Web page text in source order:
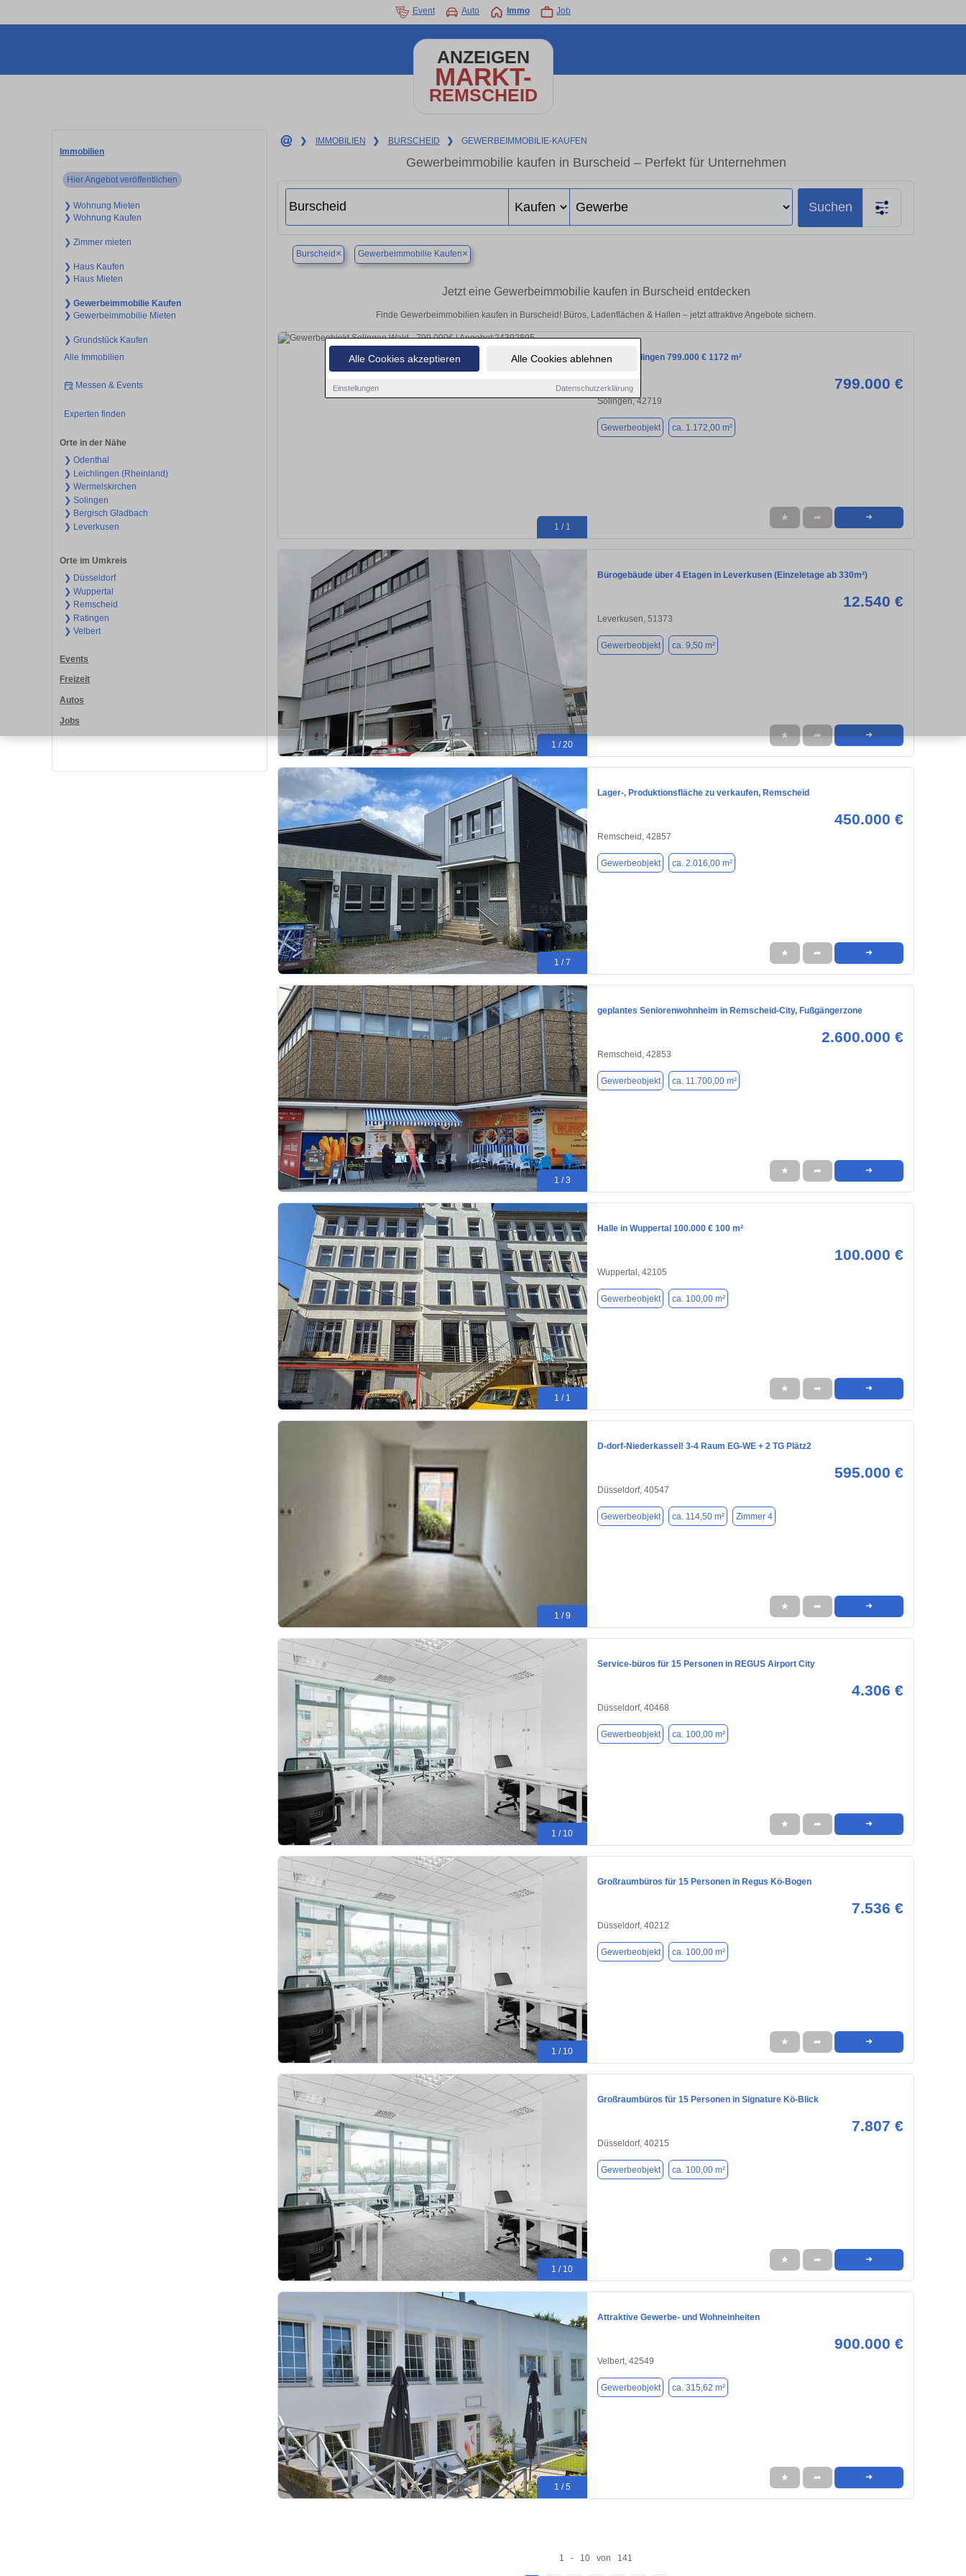
Alle Cookies akzeptieren Alle Cookies ablehnen
Einstellungen Datenschutzerklärung
Event Auto Immo Job
ANZEIGEN
MARKT-
REMSCHEID
Immobilien
Hier Angebot veröffentlichen
❯ Wohnung Mieten
❯ Wohnung Kaufen
❯ Zimmer mieten
❯ Haus Kaufen
❯ Haus Mieten
❯ Gewerbeimmobilie Kaufen
❯ Gewerbeimmobilie Mieten
❯ Grundstück Kaufen
Alle Immobilien
Messen & Events
Experten finden
Orte in der Nähe
❯ Odenthal
❯ Leichlingen (Rheinland)
❯ Wermelskirchen
❯ Solingen
❯ Bergisch Gladbach
❯ Leverkusen
Orte im Umkreis
❯ Düsseldorf
❯ Wuppertal
❯ Remscheid
❯ Ratingen
❯ Velbert
Events
Freizeit
Autos
Jobs
❯ IMMOBILIEN ❯ BURSCHEID ❯ GEWERBEIMMOBILIE-KAUFEN
Gewerbeimmobilie kaufen in Burscheid – Perfekt für Unternehmen
Suchen
Burscheid × Gewerbeimmobilie Kaufen×
Jetzt eine Gewerbeimmobilie kaufen in Burscheid entdecken
Finde Gewerbeimmobilien kaufen in Burscheid! Büros, Ladenflächen & Hallen – jetzt attraktive Angebote sichern.
1 / 1
Halle in Solingen 799.000 € 1172 m²
799.000 €
Solingen, 42719
Gewerbeobjekt ca. 1.172,00 m²
★ ➦ ➜
1 / 20
Bürogebäude über 4 Etagen in Leverkusen (Einzeletage ab 330m²)
12.540 €
Leverkusen, 51373
Gewerbeobjekt ca. 9,50 m²
★ ➦ ➜
1 / 7
Lager-, Produktionsfläche zu verkaufen, Remscheid
450.000 €
Remscheid, 42857
Gewerbeobjekt ca. 2.016,00 m²
★ ➦ ➜
1 / 3
geplantes Seniorenwohnheim in Remscheid-City, Fußgängerzone
2.600.000 €
Remscheid, 42853
Gewerbeobjekt ca. 11.700,00 m²
★ ➦ ➜
1 / 1
Halle in Wuppertal 100.000 € 100 m²
100.000 €
Wuppertal, 42105
Gewerbeobjekt ca. 100,00 m²
★ ➦ ➜
1 / 9
D-dorf-Niederkassel! 3-4 Raum EG-WE + 2 TG Plätz2
595.000 €
Düsseldorf, 40547
Gewerbeobjekt ca. 114,50 m² Zimmer 4
★ ➦ ➜
1 / 10
Service-büros für 15 Personen in REGUS Airport City
4.306 €
Düsseldorf, 40468
Gewerbeobjekt ca. 100,00 m²
★ ➦ ➜
1 / 10
Großraumbüros für 15 Personen in Regus Kö-Bogen
7.536 €
Düsseldorf, 40212
Gewerbeobjekt ca. 100,00 m²
★ ➦ ➜
1 / 10
Großraumbüros für 15 Personen in Signature Kö-Blick
7.807 €
Düsseldorf, 40215
Gewerbeobjekt ca. 100,00 m²
★ ➦ ➜
1 / 5
Attraktive Gewerbe- und Wohneinheiten
900.000 €
Velbert, 42549
Gewerbeobjekt ca. 315,62 m²
★ ➦ ➜
1 - 10 von 141